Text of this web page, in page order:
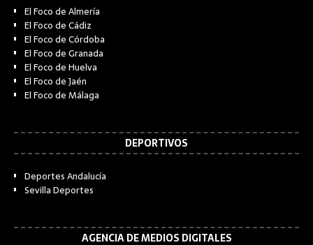
El Foco de Almería
El Foco de Cádiz
El Foco de Córdoba
El Foco de Granada
El Foco de Huelva
El Foco de Jaén
El Foco de Málaga
DEPORTIVOS
Deportes Andalucía
Sevilla Deportes
AGENCIA DE MEDIOS DIGITALES